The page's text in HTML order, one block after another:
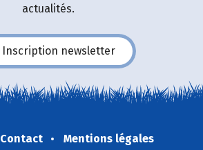
actualités.
Inscription newsletter
Contact
Mentions légales